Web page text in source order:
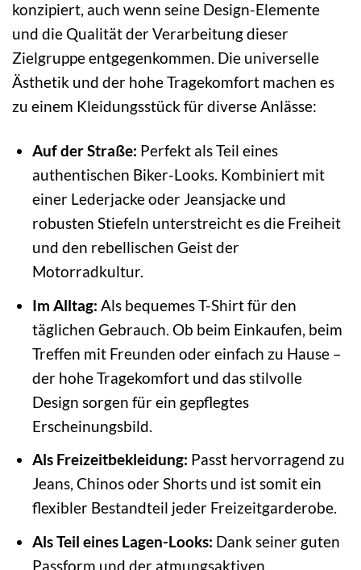
konzipiert, auch wenn seine Design-Elemente
und die Qualität der Verarbeitung dieser
Zielgruppe entgegenkommen. Die universelle
Ästhetik und der hohe Tragekomfort machen es
zu einem Kleidungsstück für diverse Anlässe:
Auf der Straße: Perfekt als Teil eines
authentischen Biker-Looks. Kombiniert mit
einer Lederjacke oder Jeansjacke und
robusten Stiefeln unterstreicht es die Freiheit
und den rebellischen Geist der
Motorradkultur.
Im Alltag: Als bequemes T-Shirt für den
täglichen Gebrauch. Ob beim Einkaufen, beim
Treffen mit Freunden oder einfach zu Hause –
der hohe Tragekomfort und das stilvolle
Design sorgen für ein gepflegtes
Erscheinungsbild.
Als Freizeitbekleidung: Passt hervorragend zu
Jeans, Chinos oder Shorts und ist somit ein
flexibler Bestandteil jeder Freizeitgarderobe.
Als Teil eines Lagen-Looks: Dank seiner guten
Passform und der atmungsaktiven